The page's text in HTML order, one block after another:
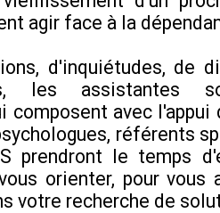
agir face à la
d'inquiétudes, de
les assistantes
composent avec l'appui
référents
prendront le temps
orienter, pour vous
votre recherche de